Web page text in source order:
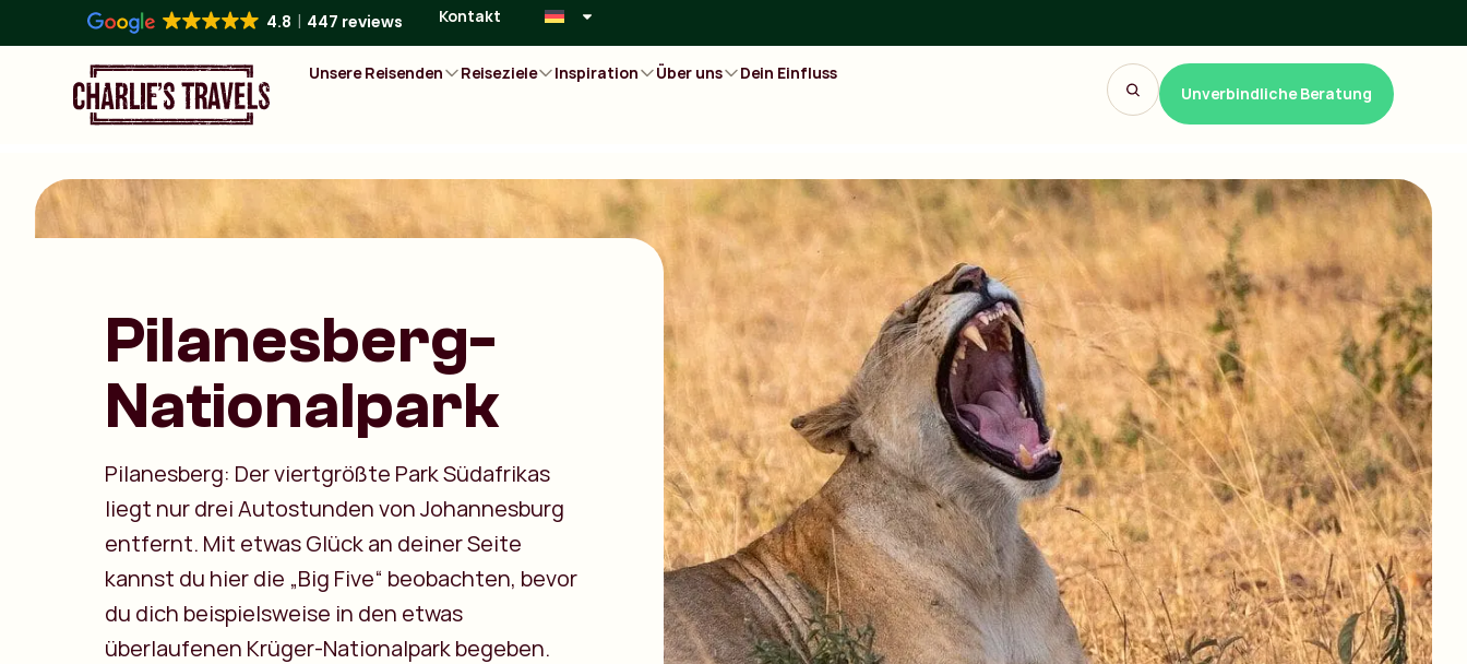
4.8 447 reviews Kontakt
Unsere Reisenden Reiseziele Inspiration Über uns
Dein Einfluss
Unverbindliche Beratung
Pilanesberg-
Nationalpark
Pilanesberg: Der viertgrößte Park Südafrikas
liegt nur drei Autostunden von Johannesburg
entfernt. Mit etwas Glück an deiner Seite
kannst du hier die „Big Five“ beobachten, bevor
du dich beispielsweise in den etwas
überlaufenen Krüger-Nationalpark begeben.